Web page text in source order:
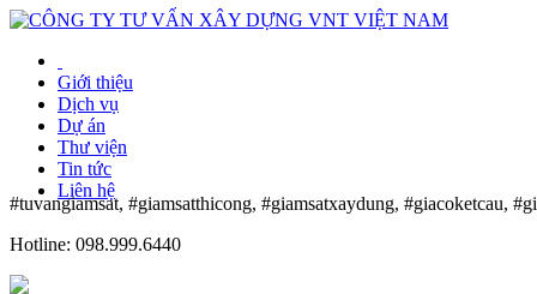
Giới thiệu
Dịch vụ
Dự án
Thư viện
Tin tức
Liên hệ
#tuvangiamsat, #giamsatthicong, #giamsatxaydung, #giacoketcau,
Hotline: 098.999.6440